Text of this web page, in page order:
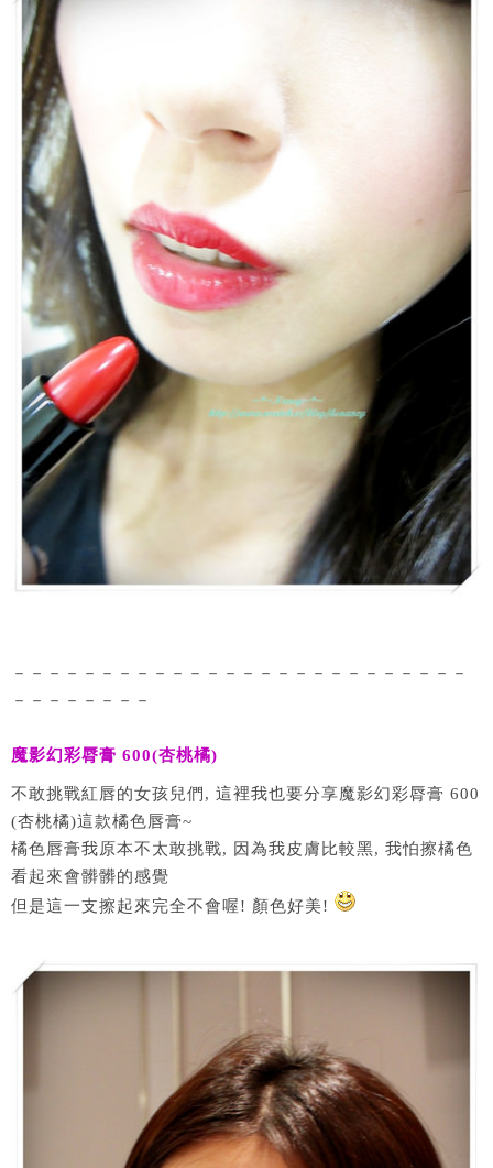
－－－－－－－－－－－－－－－－－－－－－－－－－－
－－－－－－－－
魔影幻彩脣膏 600(杏桃橘)
不敢挑戰紅唇的女孩兒們, 這裡我也要分享魔影幻彩脣膏 600
(杏桃橘)這款橘色唇膏~
橘色唇膏我原本不太敢挑戰, 因為我皮膚比較黑, 我怕擦橘色
看起來會髒髒的感覺
但是這一支擦起來完全不會喔! 顏色好美!